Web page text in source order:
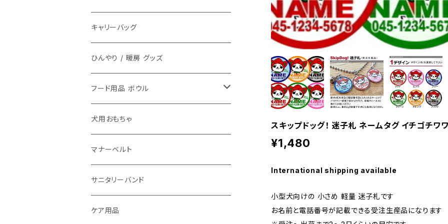
スキップドッグ！ 迷子札 ネームタグ イチゴチワ
¥1,480
International shipping available
小型犬向けの 小さめ 軽量 迷子札です
お名前と電話番号が記載できる受注生産品になります
キャリーバッグ
ひんやり / 暖房 グッズ
フード用品 ボウル
フードボウル
犬用おもちゃ
マナーベルト
サニタリーバンド
ケア用品